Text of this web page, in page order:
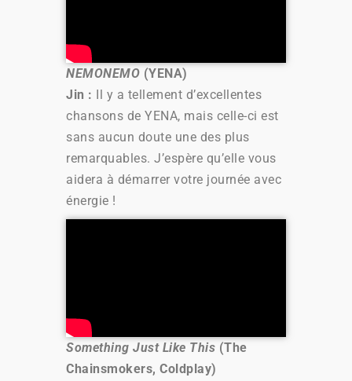
NEMONEMO (YENA)
Jin : Il y a tellement d’excellentes
chansons de YENA, mais celle-ci est
sans aucun doute une des plus
remarquables. J’espère qu’elle vous
aidera à démarrer votre journée avec
énergie !
Something Just Like This (The
Chainsmokers, Coldplay)